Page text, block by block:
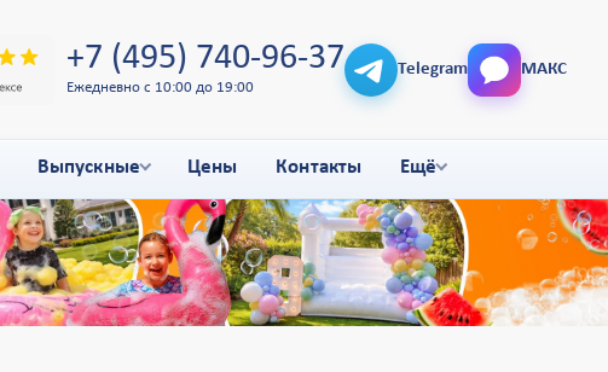
+7 (495) 740-96-37
Ежедневно с 10:00 до 19:00
Telegram МАКС
Выпускные Цены Контакты Ещё